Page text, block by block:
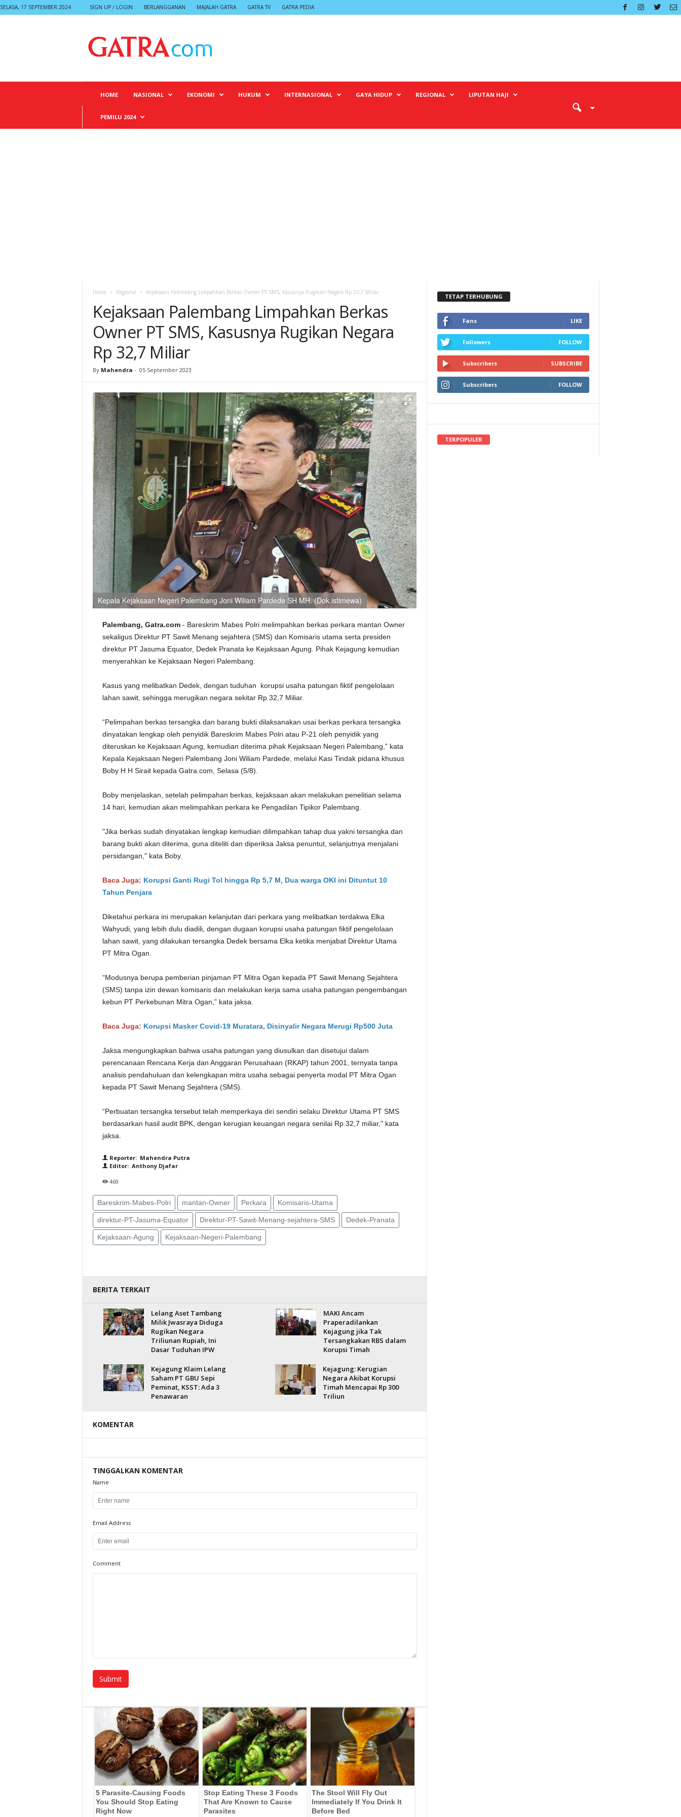
SELASA, 17 SEPTEMBER 2024 SIGN UP / LOGIN BERLANGGANAN MAJALAH GATRA GATRA TV GATRA PEDIA
HOME NASIONAL EKONOMI HUKUM INTERNASIONAL GAYA HIDUP REGIONAL LIPUTAN HAJI
PEMILU 2024
Home Regional Kejaksaan Palembang Limpahkan Berkas Owner PT SMS, Kasusnya Rugikan Negara Rp 32,7 Miliar
Kejaksaan Palembang Limpahkan Berkas
Owner PT SMS, Kasusnya Rugikan Negara
Rp 32,7 Miliar
By Mahendra - 05 September 2023
Kepala Kejaksaan Negeri Palembang Joni Wiliam Pardede SH MH. (Dok.istimewa)
Palembang, Gatra.com - Bareskrim Mabes Polri melimpahkan berkas perkara mantan Owner
sekaligus Direktur PT Sawit Menang sejahtera (SMS) dan Komisaris utama serta presiden
direktur PT Jasuma Equator, Dedek Pranata ke Kejaksaan Agung. Pihak Kejagung kemudian
menyerahkan ke Kejaksaan Negeri Palembang.
Kasus yang melibatkan Dedek, dengan tuduhan korupsi usaha patungan fiktif pengelolaan
lahan sawit, sehingga merugikan negara sekitar Rp 32,7 Miliar.
“Pelimpahan berkas tersangka dan barang bukti dilaksanakan usai berkas perkara tersangka
dinyatakan lengkap oleh penyidik Bareskrim Mabes Polri atau P-21 oleh penyidik yang
diteruskan ke Kejaksaan Agung, kemudian diterima pihak Kejaksaan Negeri Palembang,” kata
Kepala Kejaksaan Negeri Palembang Joni Wiliam Pardede, melalui Kasi Tindak pidana khusus
Boby H H Sirait kepada Gatra.com, Selasa (5/8).
Boby menjelaskan, setelah pelimpahan berkas, kejaksaan akan melakukan penelitian selama
14 hari, kemudian akan melimpahkan perkara ke Pengadilan Tipikor Palembang.
"Jika berkas sudah dinyatakan lengkap kemudian dilimpahkan tahap dua yakni tersangka dan
barang bukti akan diterima, guna diteliti dan diperiksa Jaksa penuntut, selanjutnya menjalani
persidangan," kata Boby.
Baca Juga: Korupsi Ganti Rugi Tol hingga Rp 5,7 M, Dua warga OKI ini Dituntut 10
Tahun Penjara
Diketahui perkara ini merupakan kelanjutan dari perkara yang melibatkan terdakwa Elka
Wahyudi, yang lebih dulu diadili, dengan dugaan korupsi usaha patungan fiktif pengelolaan
lahan sawit, yang dilakukan tersangka Dedek bersama Elka ketika menjabat Direktur Utama
PT Mitra Ogan.
“Modusnya berupa pemberian pinjaman PT Mitra Ogan kepada PT Sawit Menang Sejahtera
(SMS) tanpa izin dewan komisaris dan melakukan kerja sama usaha patungan pengembangan
kebun PT Perkebunan Mitra Ogan,” kata jaksa.
Baca Juga: Korupsi Masker Covid-19 Muratara, Disinyalir Negara Merugi Rp500 Juta
Jaksa mengungkapkan bahwa usaha patungan yang diusulkan dan disetujui dalam
perencanaan Rencana Kerja dan Anggaran Perusahaan (RKAP) tahun 2001, ternyata tanpa
analisis pendahuluan dan kelengkapan mitra usaha sebagai penyerta modal PT Mitra Ogan
kepada PT Sawit Menang Sejahtera (SMS).
“Perbuatan tersangka tersebut telah memperkaya diri sendiri selaku Direktur Utama PT SMS
berdasarkan hasil audit BPK, dengan kerugian keuangan negara senilai Rp 32,7 miliar," kata
jaksa.
Reporter: Mahendra Putra
Editor: Anthony Djafar
469
Bareskrim-Mabes-Polri mantan-Owner Perkara Komisaris-Utama
direktur-PT-Jasuma-Equator Direktur-PT-Sawit-Menang-sejahtera-SMS Dedek-Pranata
Kejaksaan-Agung Kejaksaan-Negeri-Palembang
BERITA TERKAIT
Lelang Aset Tambang
Milik Jwasraya Diduga
Rugikan Negara
Triliunan Rupiah, Ini
Dasar Tuduhan IPW
MAKI Ancam
Praperadilankan
Kejagung jika Tak
Tersangkakan RBS dalam
Korupsi Timah
Kejagung Klaim Lelang
Saham PT GBU Sepi
Peminat, KSST: Ada 3
Penawaran
Kejagung: Kerugian
Negara Akibat Korupsi
Timah Mencapai Rp 300
Triliun
KOMENTAR
TINGGALKAN KOMENTAR
Name
Email Address
Comment
5 Parasite-Causing Foods
You Should Stop Eating
Right Now
Stop Eating These 3 Foods
That Are Known to Cause
Parasites
The Stool Will Fly Out
Immediately If You Drink It
Before Bed
TETAP TERHUBUNG
Fans LIKE
Followers FOLLOW
Subscribers SUBSCRIBE
Subscribers FOLLOW